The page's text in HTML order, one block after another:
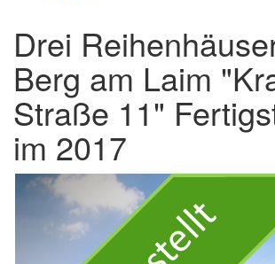
Drei
Berg am Laim
Straße 11"
im 2017